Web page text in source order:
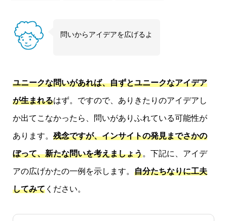
問いからアイデアを広げるよ
ユニークな問いがあれば、自ずとユニークなアイデア
が生まれるはず。ですので、ありきたりのアイデアし
か出てこなかったら、問いがありふれている可能性が
あります。 残念ですが、インサイトの発見までさかの
ぼって、新たな問いを考えましょう。下記に、アイデ
アの広げかたの一例を示します。 自分たちなりに工夫
してみて ください。